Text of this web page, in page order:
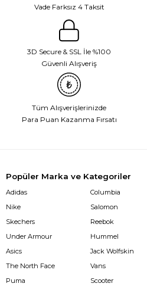
Vade Farksız 4 Taksit
3D Secure & SSL İle %100
Güvenli Alışveriş
Tüm Alışverişlerinizde
Para Puan Kazanma Fırsatı
Popüler Marka ve Kategoriler
Adidas
Nike
Skechers
Under Armour
Asics
The North Face
Puma
Columbia
Salomon
Reebok
Hummel
Jack Wolfskin
Vans
Scooter